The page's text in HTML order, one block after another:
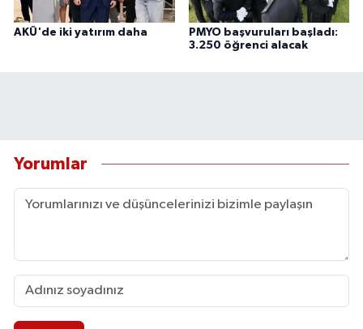
AKÜ'de iki yatırım daha
PMYO başvuruları başladı:
3.250 öğrenci alacak
Yorumlar